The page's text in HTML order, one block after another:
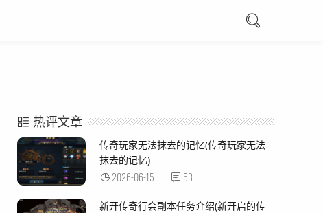
热评文章
传奇玩家无法抹去的记忆(传奇玩家无法
抹去的记忆)
2026-06-15 53
新开传奇行会副本任务介绍(新开启的传